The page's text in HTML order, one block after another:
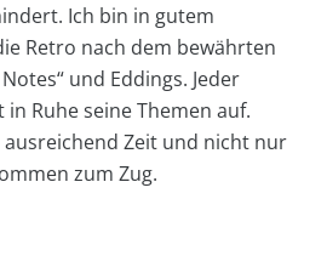
Ich bin in gutem
Retro nach dem bewährten
und Eddings. Jeder
Ruhe seine Themen auf.
Zeit und nicht nur
zum Zug.